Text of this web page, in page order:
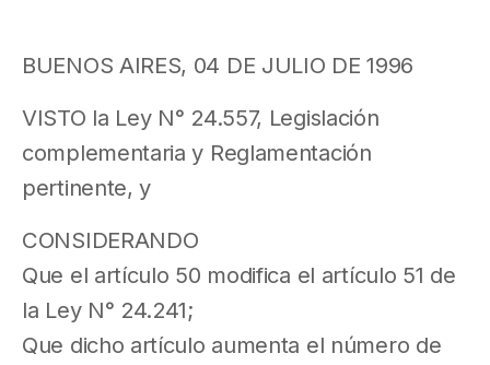
BUENOS AIRES, 04 DE JULIO DE 1996
VISTO la Ley N° 24.557, Legislación
complementaria y Reglamentación
pertinente, y
CONSIDERANDO
Que el artículo 50 modifica el artículo 51 de
la Ley N° 24.241;
Que dicho artículo aumenta el número de